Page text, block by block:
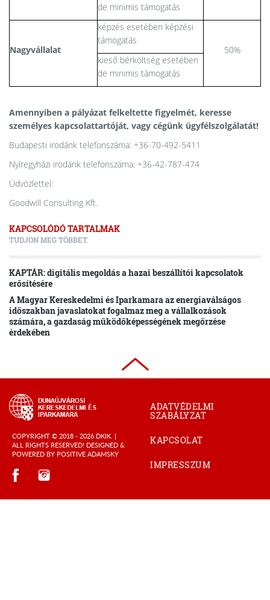
de minimis támogatás
Nagyvállalat
képzés esetében képzési
támogatás
50%
kieső bérköltség esetében
de minimis támogatás
Amennyiben a pályázat felkeltette figyelmét, keresse
személyes kapcsolattartóját, vagy cégünk ügyfélszolgálatát!
Budapesti irodánk telefonszáma: +36-70-492-5411
Nyíregyházi irodánk telefonszáma: +36-42-787-474
Üdvözlettel:
Goodwill Consulting Kft.
KAPCSOLÓDÓ TARTALMAK
TUDJON MEG TÖBBET.
KAPTÁR: digitális megoldás a hazai beszállítói kapcsolatok
erősítésére
A Magyar Kereskedelmi és Iparkamara az energiaválságos
időszakban javaslatokat fogalmaz meg a vállalkozások
számára, a gazdaság működőképességének megőrzése
érdekében
COPYRIGHT © 2018 - 2026 DKIK. |
ALL RIGHTS RESERVED! DESIGNED &
POWERED BY POSITIVE ADAMSKY
ADATVÉDELMI
SZABÁLYZAT
KAPCSOLAT
IMPRESSZUM